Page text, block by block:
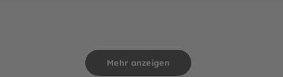
Mehr anzeigen